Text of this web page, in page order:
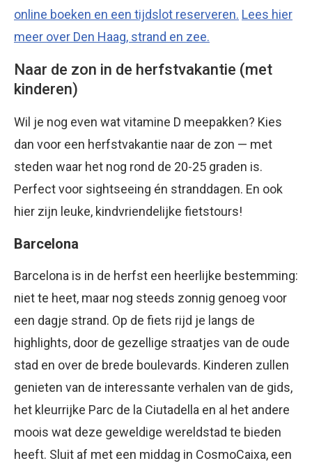
online boeken en een tijdslot reserveren. Lees hier
meer over Den Haag, strand en zee.
Naar de zon in de herfstvakantie (met
kinderen)
Wil je nog even wat vitamine D meepakken? Kies
dan voor een herfstvakantie naar de zon — met
steden waar het nog rond de 20-25 graden is.
Perfect voor sightseeing én stranddagen. En ook
hier zijn leuke, kindvriendelijke fietstours!
Barcelona
Barcelona is in de herfst een heerlijke bestemming:
niet te heet, maar nog steeds zonnig genoeg voor
een dagje strand. Op de fiets rijd je langs de
highlights, door de gezellige straatjes van de oude
stad en over de brede boulevards. Kinderen zullen
genieten van de interessante verhalen van de gids,
het kleurrijke Parc de la Ciutadella en al het andere
moois wat deze geweldige wereldstad te bieden
heeft. Sluit af met een middag in CosmoCaixa, een